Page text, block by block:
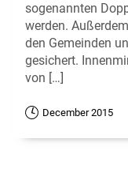
sogenannten
werden.
den Gemeinden
gesichert.
von […]
December 2015